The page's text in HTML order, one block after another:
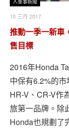
人車事新聞
10 三月 2017
推動一季一新車
售目標
2016年Honda
中保有6.2%的
HR-V、CR-V作
旅第一品牌。除
Honda也規劃了